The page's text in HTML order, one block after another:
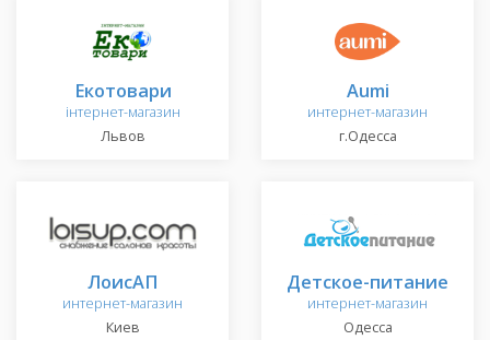
Екотовари
інтернет-магазин
Львов
Aumi
интернет-магазин
г.Одесса
ЛоисАП
интернет-магазин
Киев
Детское-питание
интернет-магазин
Одесса